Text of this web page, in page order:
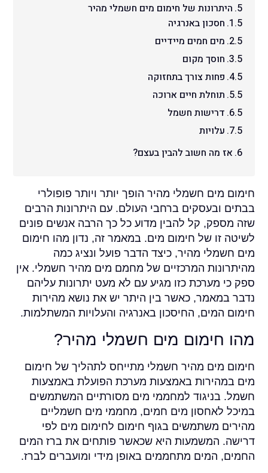
היתרונות של חימום מים חשמלי מהיר
חסכון באנרגיה
מים חמים מיידיים
חוסך מקום
פחות צורך בתחזוקה
תוחלת חיים ארוכה
דרישות חשמל
עלויות
אז מה חשוב להבין בעצם?
חימום מים חשמלי מהיר הופך יותר ויותר פופולרי
בבתים ובעסקים ברחבי העולם. עם היתרונות הרבים
שזה מספק, קל להבין מדוע כל כך הרבה אנשים פונים
לשיטה זו של חימום מים. במאמר זה, נדון מהו חימום
מים חשמלי מהיר, כיצד הדבר פועל ונציג כמה
מהיתרונות המרכזיים של מחמם מים מהיר חשמלי. אין
ספק כי מערכת כזו מגיע עם לא מעט יתרונות עליהם
נדבר במאמר, כאשר בין היתר יש את נושא מהירות
חימום המים, החיסכון באנרגיה והעלויות המשתלמות.
מהו חימום מים חשמלי מהיר?
חימום מים מהיר חשמלי מתייחס לתהליך של חימום
מים במהירות באמצעות מערכת הפועלת באמצעות
חשמל. בניגוד למחממי מים מסורתיים המשתמשים
במיכל לאחסון מים חמים, מחממי מים חשמליים
מהירים משתמשים בגוף חימום לחימום מים לפי
דרישה. המשמעות היא שכאשר פותחים את ברז המים
החמים, המים מתחממים באופן מידי ומועברים לברז.